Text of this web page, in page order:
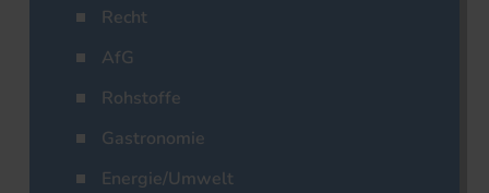
Recht
AfG
Rohstoffe
Gastronomie
Energie/Umwelt